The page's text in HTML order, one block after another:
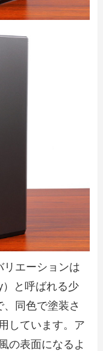
リエーションは
と呼ばれる少
同色で塗装さ
しています。ア
の表面になるよ